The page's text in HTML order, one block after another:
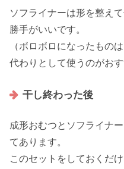
ソフライナーは形を整え
勝手がいいです。
（ボロボロになったもの
代わりとして使うのがおす
干し終わった後
成形おむつとソフライナ
てあります。
このセットをしておくだ